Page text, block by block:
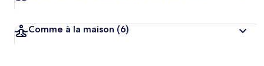
Comme à la maison (6)